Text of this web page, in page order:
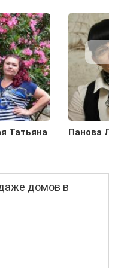
Татьяна Панова
домов в